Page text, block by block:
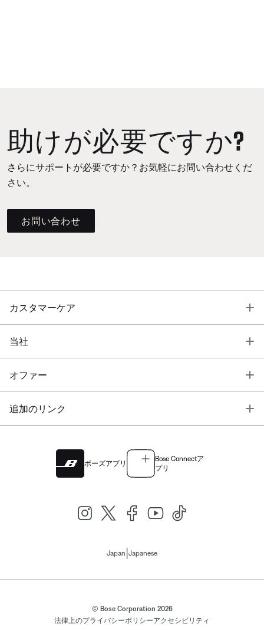
助けが必要ですか?
さらにサポートが必要ですか？お気軽にお問い合わせくだ
さい。
お問い合わせ
カスタマーケア
当社
オファー
追加のリンク
ボーズアプリ
Bose Connectア
プリ
Japan Japanese
© Bose Corporation 2026
法律上のプライバシーポリシーアクセシビリティ